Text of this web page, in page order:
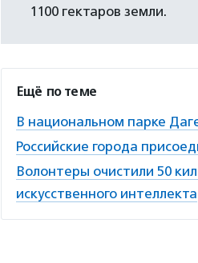
1100 гектаров земли.
Ещё по теме
В национальном парке
Российские города
Волонтеры очистили 50
искусственного интеллекта